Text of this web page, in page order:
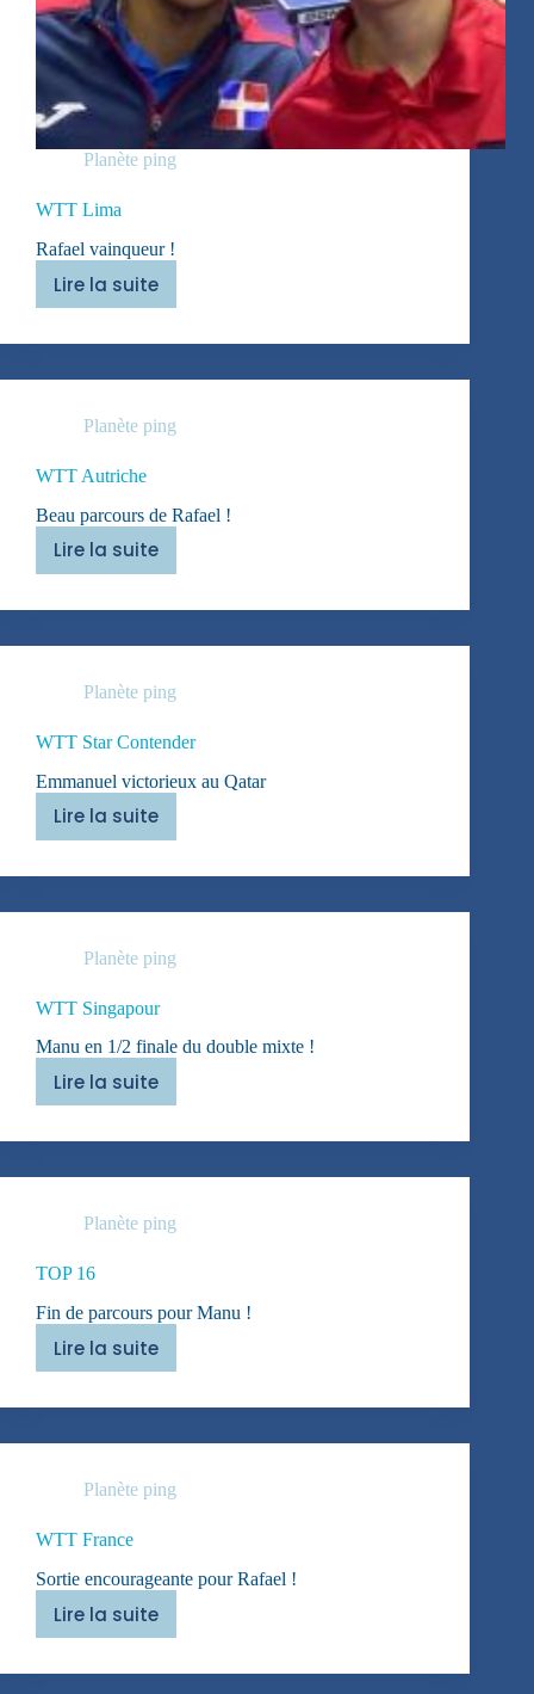
Planète ping
WTT Lima
Rafael vainqueur !
Lire la suite
WTT
Planète ping
WTT Autriche
Beau parcours de Rafael !
Lire la suite
WTT
Planète ping
WTT Star Contender
Emmanuel victorieux au Qatar
Lire la suite
WTT
Contender
Planète ping
WTT Singapour
Manu en 1/2 finale du double mixte !
Lire la suite
WTT
Planète ping
TOP 16
Fin de parcours pour Manu !
Lire la suite
TOP
Planète ping
WTT France
Sortie encourageante pour Rafael !
Lire la suite
WTT